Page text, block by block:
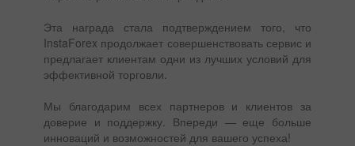
Эта награда стала подтверждением того, что
InstaForex продолжает совершенствовать сервис и
предлагает клиентам одни из лучших условий для
эффективной торговли.
Мы благодарим всех партнеров и клиентов за
доверие и поддержку. Впереди — еще больше
инноваций и возможностей для вашего успеха!